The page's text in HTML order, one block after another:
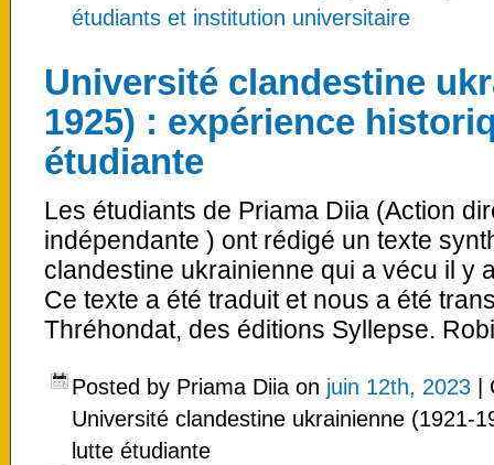
étudiants et institution universitaire
Université clandestine
1925) : expérience
étudiante
Les étudiants de Priama Diia (Action
indépendante ) ont rédigé un texte
clandestine ukrainienne qui a vécu il y
Ce texte a été traduit et nous a été
Thréhondat, des éditions Syllepse.
Posted by Priama Diia on juin 12th, 2023
Université clandestine ukrainienne (1921-
lutte étudiante